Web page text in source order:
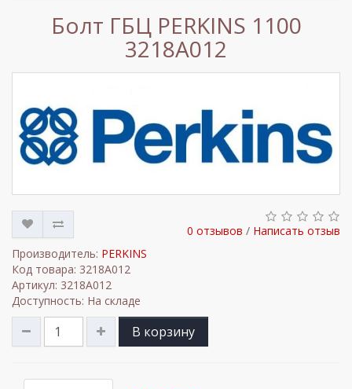
Болт ГБЦ PERKINS 1100
3218A012
0 отзывов / Написать отзыв
Производитель: PERKINS
Код товара: 3218A012
Артикул: 3218A012
Доступность: На складе
В корзину